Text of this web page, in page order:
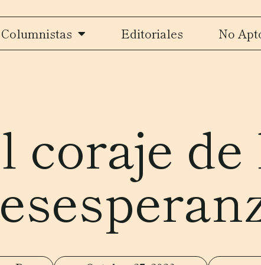
Columnistas Editoriales No
coraje de